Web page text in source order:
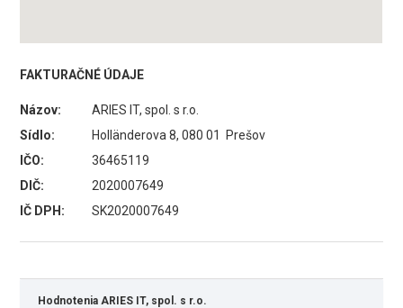
FAKTURAČNÉ ÚDAJE
Názov:
ARIES IT, spol. s r.o.
Sídlo:
Holländerova 8, 080 01 Prešov
IČO:
36465119
DIČ:
2020007649
IČ DPH:
SK2020007649
Hodnotenia ARIES IT, spol. s r.o.